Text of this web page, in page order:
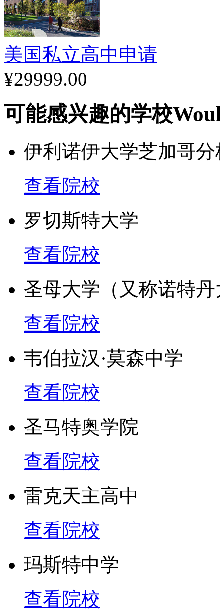
美国私立高中申请
¥29999.00
可能感兴趣的学校
伊利诺伊大学芝加哥分
查看院校
罗切斯特大学
查看院校
圣母大学（又称诺特
查看院校
韦伯拉汉·莫森中学
查看院校
圣马特奥学院
查看院校
雷克天主高中
查看院校
玛斯特中学
查看院校